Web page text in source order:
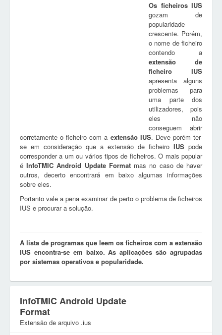
Os ficheiros IUS
gozam de
popularidade
crescente. Porém,
o nome de ficheiro
contendo a
extensão de
ficheiro IUS
apresenta alguns
problemas para
uma parte dos
utilizadores, pois
eles não
conseguem abrir
corretamente o ficheiro com a extensão IUS. Deve porém ter-
se em consideração que a extensão de ficheiro IUS pode
corresponder a um ou vários tipos de ficheiros. O mais popular
éInfoTMIC Android Update Formatmas no caso de haver
outros, decerto encontrará em baixo algumas informações
sobre eles.
Portanto vale a pena examinar de perto o problema de ficheiros
IUS e procurar a solução.
A lista de programas que leem os ficheiros com a extensão
IUS encontra-se em baixo. As aplicações são agrupadas
por sistemas operativos e popularidade.
InfoTMIC Android Update
Format
Extensão de arquivo .ius